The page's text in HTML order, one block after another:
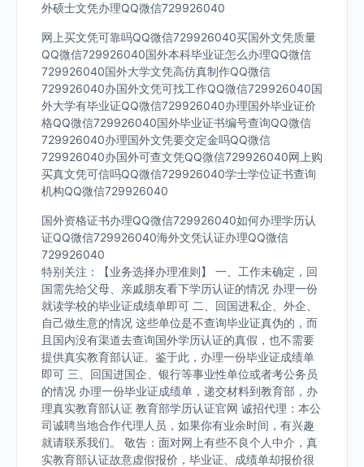
外硕士文凭办理QQ微信729926040
网上买文凭可靠吗QQ微信729926040买国外文凭质量
QQ微信729926040国外本科毕业证怎么办理QQ微信
729926040国外大学文凭高仿真制作QQ微信
729926040办国外文凭可找工作QQ微信729926040国
外大学有毕业证QQ微信729926040办理国外毕业证价
格QQ微信729926040国外毕业证书编号查询QQ微信
729926040办理国外文凭要交定金吗QQ微信
729926040办国外可查文凭QQ微信729926040网上购
买真文凭可信吗QQ微信729926040学士学位证书查询
机构QQ微信729926040
国外资格证书办理QQ微信729926040如何办理学历认
证QQ微信729926040海外文凭认证办理QQ微信
729926040
特别关注：【业务选择办理准则】 一、工作未确定，回
国需先给父母、亲戚朋友看下学历认证的情况 办理一份
就读学校的毕业证成绩单即可 二、回国进私企、外企、
自己做生意的情况 这些单位是不查询毕业证真伪的，而
且国内没有渠道去查询国外学历认证的真假，也不需要
提供真实教育部认证。鉴于此，办理一份毕业证成绩单
即可 三、回国进国企、银行等事业性单位或者考公务员
的情况 办理一份毕业证成绩单，递交材料到教育部，办
理真实教育部认证 教育部学历认证官网 诚招代理：本公
司诚聘当地合作代理人员，如果你有业余时间，有兴趣
就请联系我们。 敬告：面对网上有些不良个人中介，真
实教育部认证故意虚假报价，毕业证、成绩单却报价很